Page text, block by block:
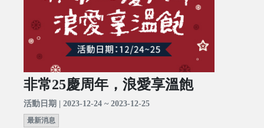
非常25慶周年，浪愛享溫飽
活動日期 | 2023-12-24 ~ 2023-12-25
最新消息